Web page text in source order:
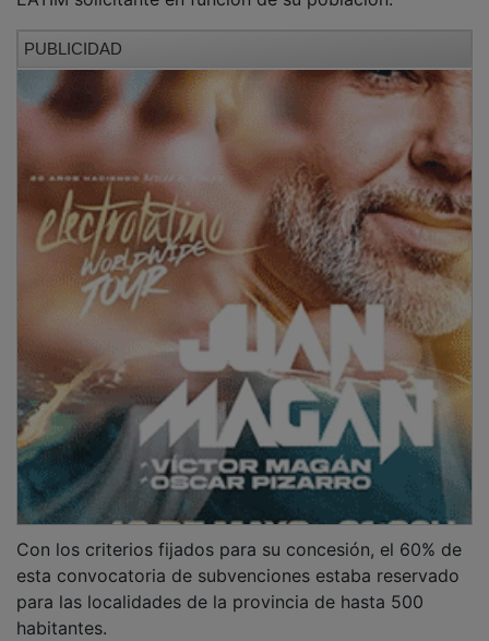
esta convocatoria de subvenciones estaba reservado
para las localidades de la provincia de hasta 500
habitantes.